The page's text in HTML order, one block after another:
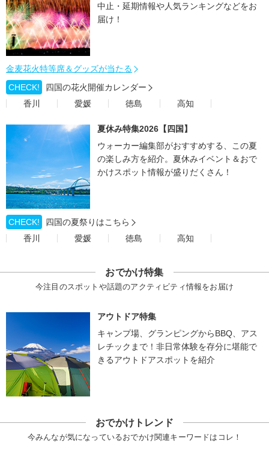
中止・延期情報や人気ランキングなどをお
届け！
金麦花火特等席＆グッズが当たる
CHECK!
四国の花火開催カレンダー
香川
愛媛 徳島 高知
夏休み特集2026【四国】
ウォーカー編集部がおすすめする、この夏
の楽しみ方を紹介。夏休みイベント＆おで
かけスポット情報が盛りだくさん！
CHECK!
四国の夏祭りはこちら
香川
愛媛 徳島 高知
おでかけ特集
今注目のスポットや話題のアクティビティ情報をお届け
アウトドア特集
キャンプ場、グランピングからBBQ、アス
レチックまで！非日常体験を存分に堪能で
きるアウトドアスポットを紹介
おでかけトレンド
今みんなが気になっているおでかけ関連キーワードはコレ！